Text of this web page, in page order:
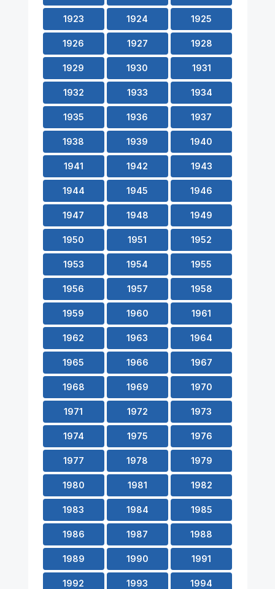
1923 1924 1925
1926 1927 1928
1929 1930 1931
1932 1933 1934
1935 1936 1937
1938 1939 1940
1941 1942 1943
1944 1945 1946
1947 1948 1949
1950 1951 1952
1953 1954 1955
1956 1957 1958
1959 1960 1961
1962 1963 1964
1965 1966 1967
1968 1969 1970
1971 1972 1973
1974 1975 1976
1977 1978 1979
1980 1981 1982
1983 1984 1985
1986 1987 1988
1989 1990 1991
1992 1993 1994